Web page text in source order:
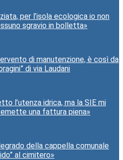
per l’isola ecologica io non
sgravio in bolletta»
di manutenzione, è così da
di via Laudani
l’utenza idrica, ma la SIE mi
una fattura piena»
della cappella comunale
al cimitero»